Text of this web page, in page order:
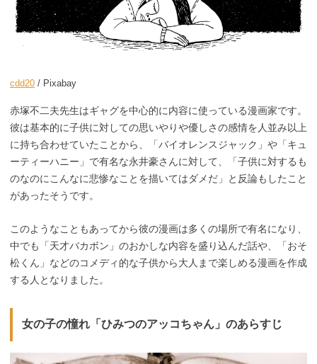
cdd20 / Pixabay
赤塚不二夫先生はギャグを中心的に内容に使っている漫画家です。
彼は基本的に子供に対しての思いやりや優しさの感情を人並み以上
に持ち合わせていたことから、「バイオレンスジャック」や「キュ
ーティーハニー」で有名な永井豪さんに対して、「子供に対するも
のなのにこんなに悲惨なことを描いてはダメだ」と反論もしたこと
があったそうです。
このようなこともあってから彼の漫画は多くの場所で有名になり、
中でも「天才バカボン」のおかしな内容を盛り込んだ話や、「おそ
松くん」などのコメディ的な子供から大人まで楽しめる漫画を作成
する人となりました。
女の子の憧れ「ひみつのアッコちゃん」のあらすじ